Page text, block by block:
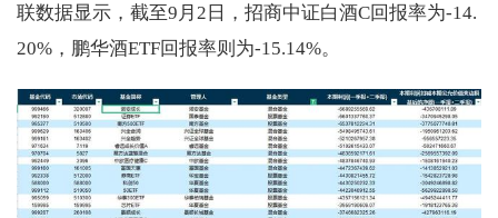
联数据显示，截至9月2日，招商中证白酒C回报率为-14.
20%，鹏华酒ETF回报率则为-15.14%。